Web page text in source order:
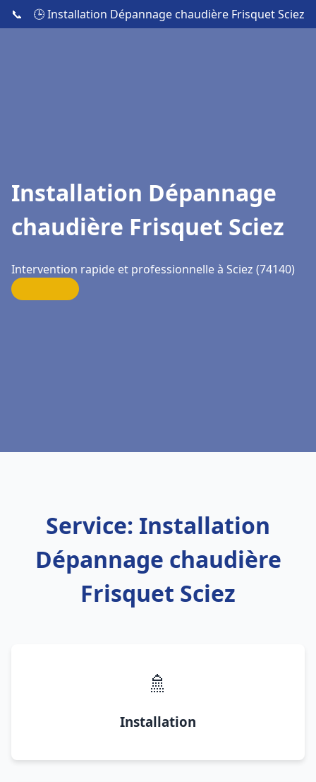
📞 🕒 Installation Dépannage chaudière Frisquet Sciez
Installation Dépannage
chaudière Frisquet Sciez
Intervention rapide et professionnelle à Sciez (74140)
Service: Installation
Dépannage chaudière
Frisquet Sciez
🚿
Installation